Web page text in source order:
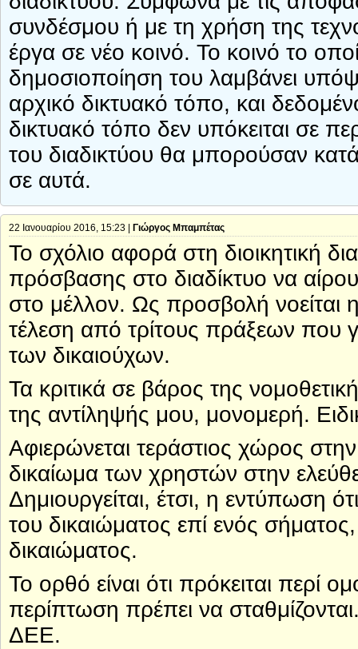
συνδέσμου ή με τη χρήση της
έργα σε νέο κοινό. Το κοινό το
δημοσιοποίηση του λαμβάνει
αρχικό δικτυακό τόπο, και
δικτυακό τόπο δεν υπόκειται σε
του διαδικτύου θα μπορούσαν
σε αυτά.
22 Ιανουαρίου 2016, 15:23 | Γιώργος Μπαμπέτας
Το σχόλιο αφορά στη διοικητική
πρόσβασης στο διαδίκτυο να
στο μέλλον. Ως προσβολή νοείται
τέλεση από τρίτους πράξεων που
των δικαιούχων.
Τα κριτικά σε βάρος της
της αντίληψής μου, μονομερή.
Αφιερώνεται τεράστιος χώρος
δικαίωμα των χρηστών στην
Δημιουργείται, έτσι, η εντύπωση
του δικαιώματος επί ενός
δικαιώματος.
Το ορθό είναι ότι πρόκειται περί
περίπτωση πρέπει να
ΔΕΕ.